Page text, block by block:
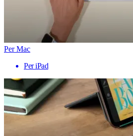
Per Mac
Per iPad